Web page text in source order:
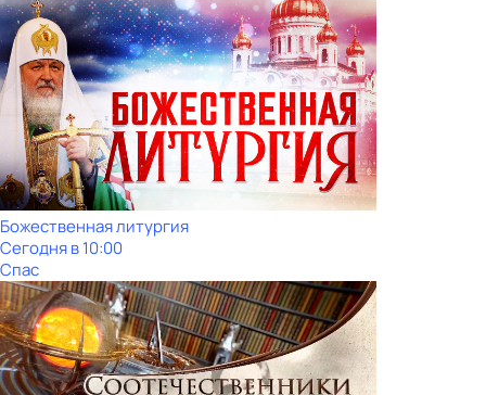
Божественная литургия
Сегодня в 10:00
Спас